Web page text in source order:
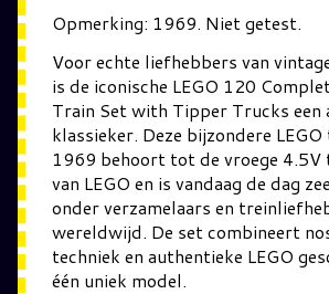
Opmerking: 1969. Niet getest.
Voor echte liefhebbers van
is de iconische LEGO 120
Train Set with Tipper Trucks een
klassieker. Deze bijzondere
1969 behoort tot de vroege 4.5V
van LEGO en is vandaag de dag
onder verzamelaars en
wereldwijd. De set combineert
techniek en authentieke LEGO
één uniek model.